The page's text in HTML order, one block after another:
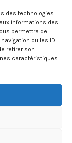
des technologies
informations des
permettra de
ou les ID
retirer son
caractéristiques
Corse by Innuvà.